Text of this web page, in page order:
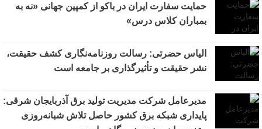
حمایت سفارت ایران در باکو از کمپین جهانی «نه به
بمباران کلاس درس»
الیاس حضرتی: رسالت روزنامه‌نگاری کشف حقیقت،
نشر حقیقت و تأثیرگذاری بر جامعه است
مدیرعامل شرکت مدیریت تولید برق آذربایجان شرقی:
پایداری شبکه برق کشور حاصل تلاش شبانه‌روزی